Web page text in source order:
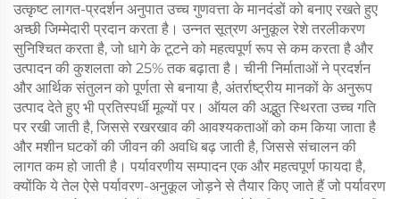
उत्कृष्ट लागत-प्रदर्शन अनुपात उच्च गुणवत्ता के मानदंडों को बनाए रखते हुए
अच्छी जिम्मेदारी प्रदान करता है। उन्नत सूत्रण अनुकूल रेशे तरलीकरण
सुनिश्चित करता है, जो धागे के टूटने को महत्वपूर्ण रूप से कम करता है और
उत्पादन की कुशलता को 25% तक बढ़ाता है। चीनी निर्माताओं ने प्रदर्शन
और आर्थिक संतुलन को पूर्णता से बनाया है, अंतर्राष्ट्रीय मानकों के अनुरूप
उत्पाद देते हुए भी प्रतिस्पर्धी मूल्यों पर। ऑयल की अद्भुत स्थिरता उच्च गति
पर रखी जाती है, जिससे रखरखाव की आवश्यकताओं को कम किया जाता है
और मशीन घटकों की जीवन की अवधि बढ़ जाती है, जिससे संचालन की
लागत कम हो जाती है। पर्यावरणीय सम्पादन एक और महत्वपूर्ण फायदा है,
क्योंकि ये तेल ऐसे पर्यावरण-अनुकूल जोड़ने से तैयार किए जाते हैं जो पर्यावरण